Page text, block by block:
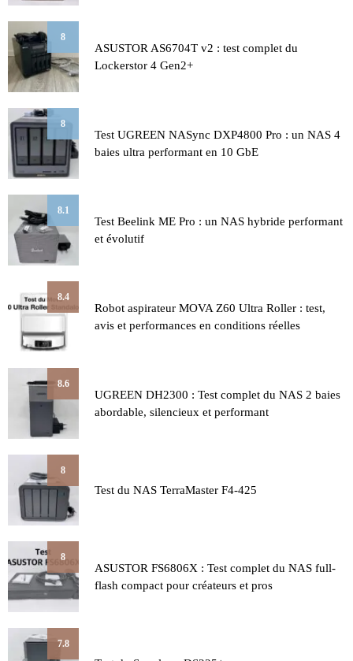
8
ASUSTOR AS6704T v2 : test complet du
Lockerstor 4 Gen2+
8
Test UGREEN NASync DXP4800 Pro : un NAS 4
baies ultra performant en 10 GbE
8.1
Test Beelink ME Pro : un NAS hybride performant
et évolutif
8.4
Robot aspirateur MOVA Z60 Ultra Roller : test,
avis et performances en conditions réelles
8.6
UGREEN DH2300 : Test complet du NAS 2 baies
abordable, silencieux et performant
8
Test du NAS TerraMaster F4-425
8
ASUSTOR FS6806X : Test complet du NAS full-
flash compact pour créateurs et pros
7.8